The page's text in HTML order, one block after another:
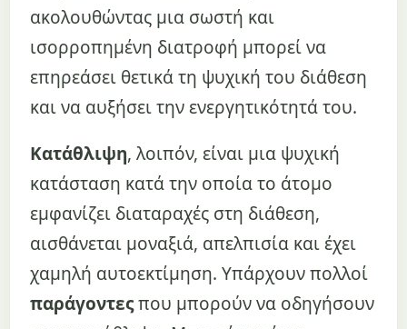
ακολουθώντας μια σωστή και
ισορροπημένη διατροφή μπορεί να
επηρεάσει θετικά τη ψυχική του διάθεση
και να αυξήσει την ενεργητικότητά του.
Κατάθλιψη, λοιπόν, είναι μια ψυχική
κατάσταση κατά την οποία το άτομο
εμφανίζει διαταραχές στη διάθεση,
αισθάνεται μοναξιά, απελπισία και έχει
χαμηλή αυτοεκτίμηση. Υπάρχουν πολλοί
παράγοντεςπου μπορούν να οδηγήσουν